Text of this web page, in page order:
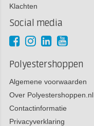
Klachten
Social media
Polyestershoppen
Algemene voorwaarden
Over Polyestershoppen.nl
Contactinformatie
Privacyverklaring